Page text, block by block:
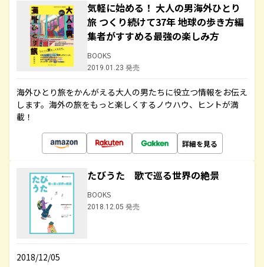
気軽に始める！ 大人の男海外ひとり
旅 つくり続けて37年 地球の歩き方編
集者がすすめる最強の楽しみ方
BOOKS
2019.01.23 発売
海外ひとり旅をかんがえる大人の男たちに役立つ情報をお伝え
します。海外の旅をもっと楽しくするノウハウ、ヒントが満
載！
詳細を見る
たびうた 歌で巡る世界の絶景
BOOKS
2018.12.05 発売
2018/12/05